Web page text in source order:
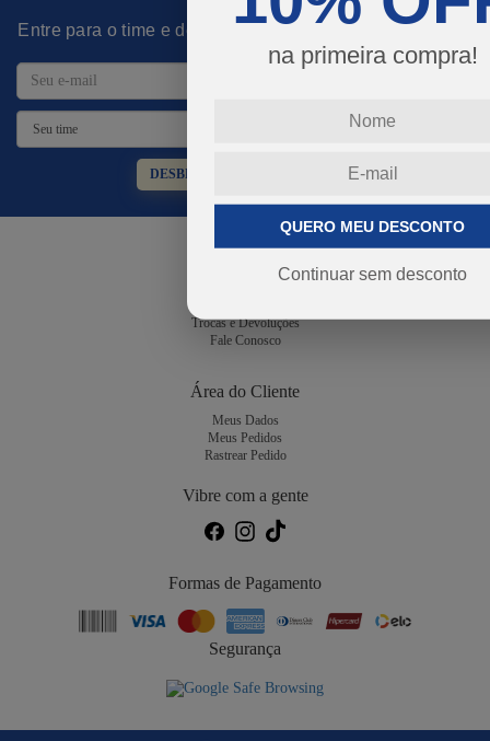
na primeira compra!
QUERO MEU DESCONTO
Continuar sem desconto
Entre para o time e desbloqueie promoções imperdíveis!
DESBLOQUEAR PROMOÇÕES
Trocas e Devoluções
Fale Conosco
Área do Cliente
Meus Dados
Meus Pedidos
Rastrear Pedido
Vibre com a gente
Formas de Pagamento
Segurança